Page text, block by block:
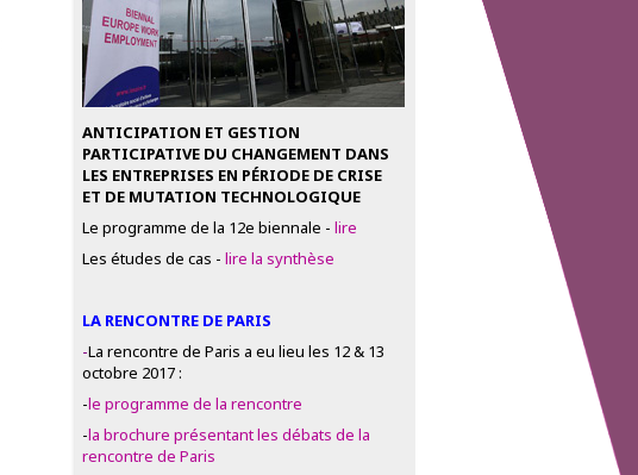
ANTICIPATION ET GESTION
PARTICIPATIVE DU CHANGEMENT DANS
LES ENTREPRISES EN PÉRIODE DE CRISE
ET DE MUTATION TECHNOLOGIQUE
Le programme de la 12e biennale - lire
Les études de cas - lire la synthèse
LA RENCONTRE DE PARIS
-La rencontre de Paris a eu lieu les 12 & 13
octobre 2017 :
-le programme de la rencontre
-la brochure présentant les débats de la
rencontre de Paris